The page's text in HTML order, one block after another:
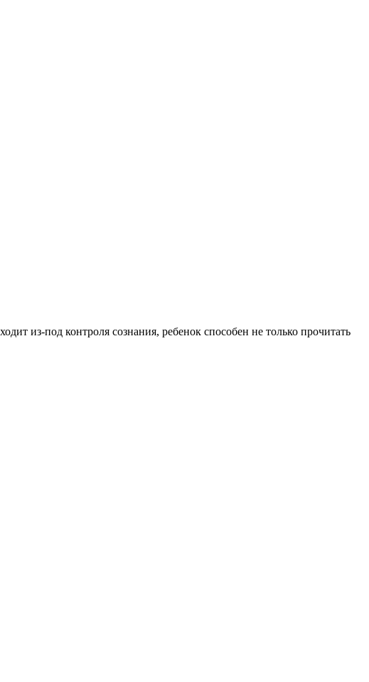
из-под контроля сознания, ребенок способен не только прочитать